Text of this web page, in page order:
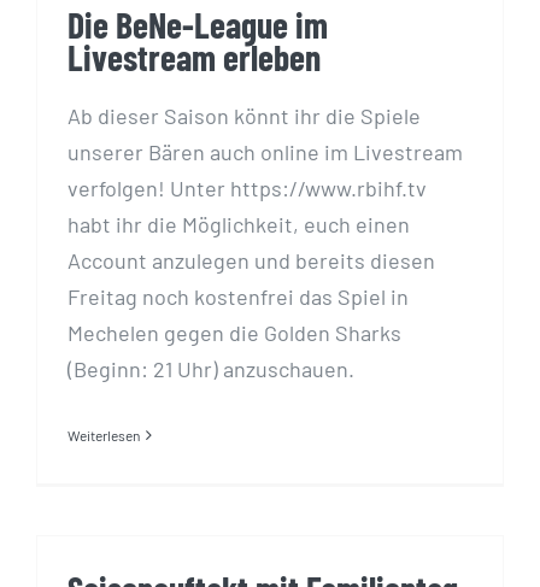
Die BeNe-League im
Livestream erleben
Ab dieser Saison könnt ihr die Spiele
unserer Bären auch online im Livestream
verfolgen! Unter https://www.rbihf.tv
habt ihr die Möglichkeit, euch einen
Account anzulegen und bereits diesen
Freitag noch kostenfrei das Spiel in
Mechelen gegen die Golden Sharks
(Beginn: 21 Uhr) anzuschauen.
Weiterlesen